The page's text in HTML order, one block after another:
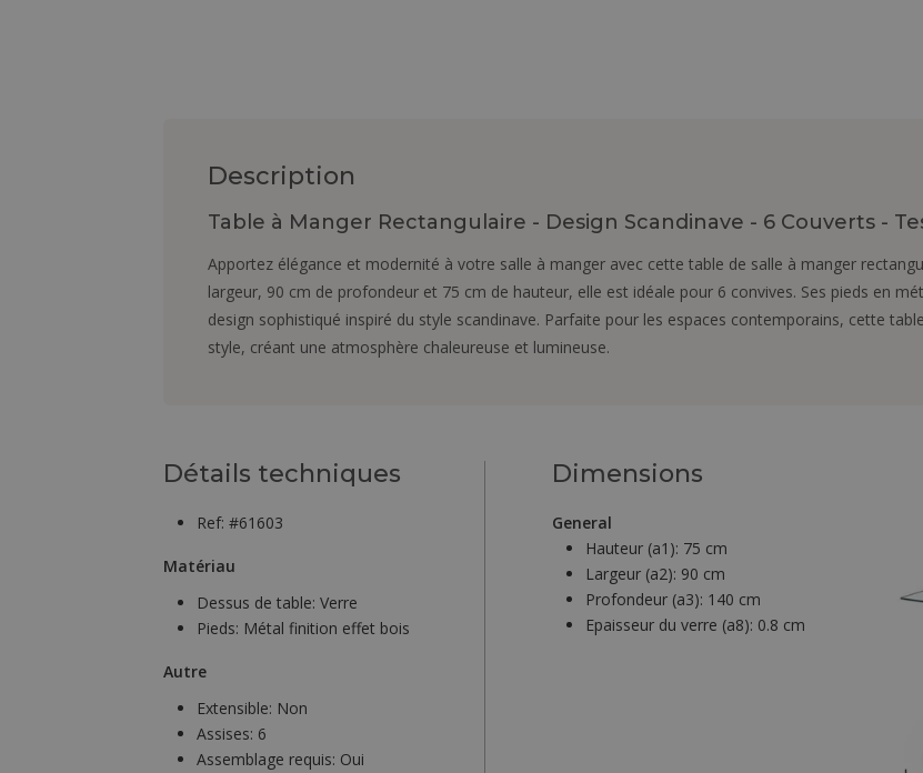
Description
Table à Manger Rectangulaire - Design Scandinave - 6 Couverts -
Apportez élégance et modernité à votre salle à manger avec cette table de salle à manger
largeur, 90 cm de profondeur et 75 cm de hauteur, elle est idéale pour 6 convives. Ses pieds en
design sophistiqué inspiré du style scandinave. Parfaite pour les espaces contemporains, cette
style, créant une atmosphère chaleureuse et lumineuse.
Détails techniques
Ref: #61603
Matériau
Dessus de table: Verre
Pieds: Métal finition effet bois
Autre
Extensible: Non
Assises: 6
Assemblage requis: Oui
Dimensions
General
Hauteur (a1): 75 cm
Largeur (a2): 90 cm
Profondeur (a3): 140 cm
Epaisseur du verre (a8): 0.8 cm